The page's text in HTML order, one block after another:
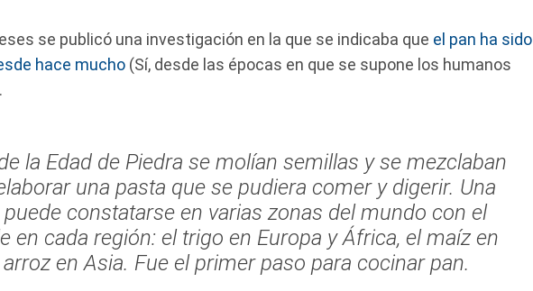
se publicó una investigación en la que se indicaba que el pan ha sido
hace mucho (Sí, desde las épocas en que se supone los humanos
la Edad de Piedra se molían semillas y se mezclaban
una pasta que se pudiera comer y digerir. Una
constatarse en varias zonas del mundo con el
en cada región: el trigo en Europa y África, el maíz en
en Asia. Fue el primer paso para cocinar pan.